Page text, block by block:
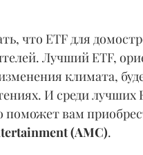
что ETF для
Лучший ETF,
климата,
И среди
поможет вам
(AMC).